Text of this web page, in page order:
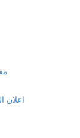
اعلان